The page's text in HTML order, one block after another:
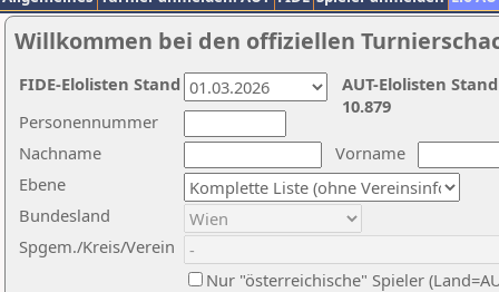
Willkommen bei den offiziellen
Nachname
Vorname
Ebene
Personennummer
Bundesland
Spgem./Kreis/Verein
Nur "österreichische" Spieler
AUT-Elolisten
10.879
FIDE-Elolisten Stand